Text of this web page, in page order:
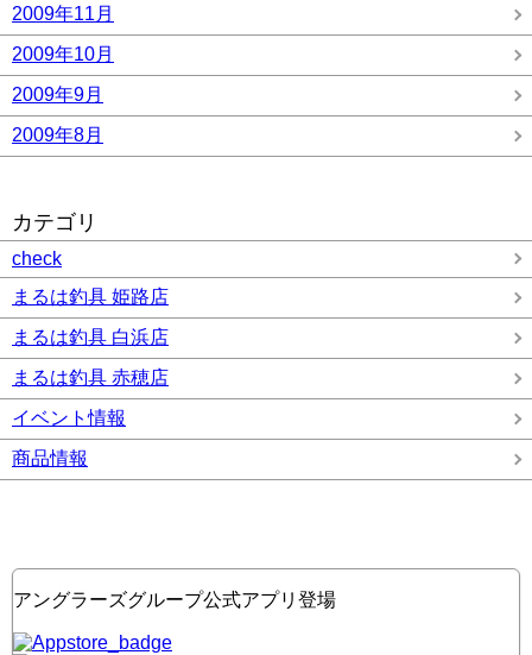
2009年11月
2009年10月
2009年9月
2009年8月
カテゴリ
check
まるは釣具 姫路店
まるは釣具 白浜店
まるは釣具 赤穂店
イベント情報
商品情報
アングラーズグループ公式アプリ登場